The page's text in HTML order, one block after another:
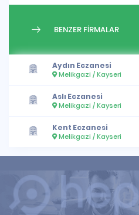
BENZER FİRMALAR
Aydın Eczanesi
Melikgazi / Kayseri
Aslı Eczanesi
Melikgazi / Kayseri
Kent Eczanesi
Melikgazi / Kayseri